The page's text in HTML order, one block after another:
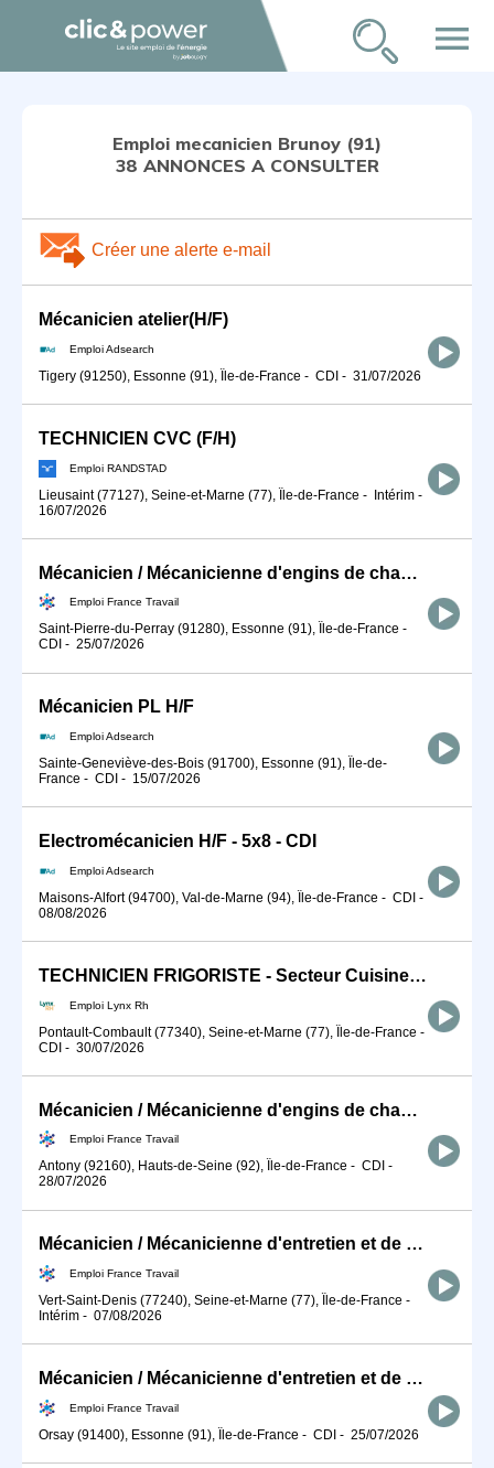
menu
Emploi mecanicien Brunoy (91)
38 ANNONCES A CONSULTER
Créer une alerte e-mail
Mécanicien atelier(H/F)
Emploi Adsearch
Tigery (91250), Essonne (91), Île-de-France - CDI - 31/07/2026
TECHNICIEN CVC (F/H)
Emploi RANDSTAD
Lieusaint (77127), Seine-et-Marne (77), Île-de-France - Intérim -
16/07/2026
Mécanicien / Mécanicienne d'engins de chantier et de travaux publ (H/F)
Emploi France Travail
Saint-Pierre-du-Perray (91280), Essonne (91), Île-de-France -
CDI - 25/07/2026
Mécanicien PL H/F
Emploi Adsearch
Sainte-Geneviève-des-Bois (91700), Essonne (91), Île-de-
France - CDI - 15/07/2026
Electromécanicien H/F - 5x8 - CDI
Emploi Adsearch
Maisons-Alfort (94700), Val-de-Marne (94), Île-de-France - CDI -
08/08/2026
TECHNICIEN FRIGORISTE - Secteur Cuisines Professionnelles H/F
Emploi Lynx Rh
Pontault-Combault (77340), Seine-et-Marne (77), Île-de-France -
CDI - 30/07/2026
Mécanicien / Mécanicienne d'engins de chantier et de travaux publ (H/F)
Emploi France Travail
Antony (92160), Hauts-de-Seine (92), Île-de-France - CDI -
28/07/2026
Mécanicien / Mécanicienne d'entretien et de maintenance d'engins (H/F)
Emploi France Travail
Vert-Saint-Denis (77240), Seine-et-Marne (77), Île-de-France -
Intérim - 07/08/2026
Mécanicien / Mécanicienne d'entretien et de maintenance d'engins (H/F)
Emploi France Travail
Orsay (91400), Essonne (91), Île-de-France - CDI - 25/07/2026